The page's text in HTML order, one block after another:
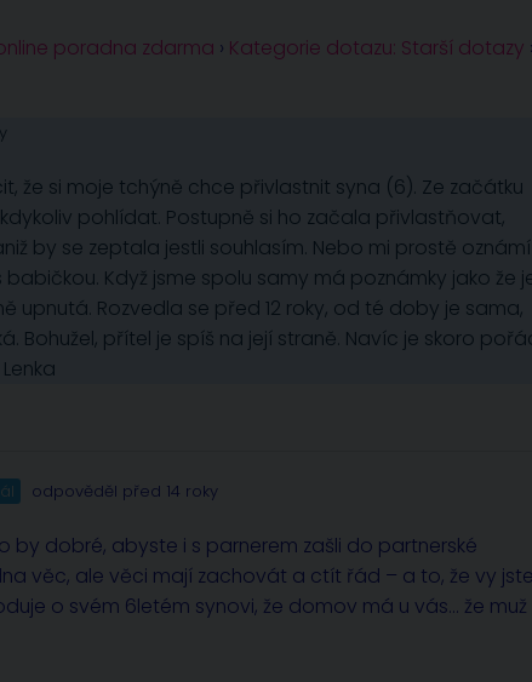
poradna zdarma › Kategorie dotazu: Starší dotazy ›
že si moje tchýně chce přivlastnit syna (6). Ze začátku
pohlídat. Postupně si ho začala přivlastňovat,
by se zeptala jestli souhlasím. Nebo mi prostě oznámí
Když jsme spolu samy má poznámky jako že
upnutá. Rozvedla se před 12 roky, od té doby je sama,
Bohužel, přítel je spíš na její straně. Navíc je skoro
odpověděl před 14 roky
by dobré, abyste i s parnerem zašli do partnerské
věc, ale věci mají zachovát a ctít řád – a to, že vy jste
o svém 6letém synovi, že domov má u vás… že muž